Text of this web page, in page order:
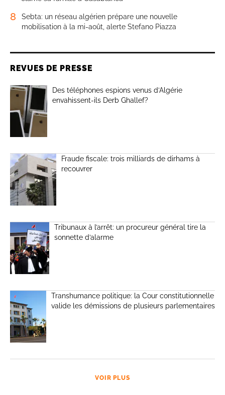
8
Sebta: un réseau algérien prépare une nouvelle
mobilisation à la mi-août, alerte Stefano Piazza
REVUES DE PRESSE
Des téléphones espions venus d’Algérie
envahissent-ils Derb Ghallef?
Fraude fiscale: trois milliards de dirhams à
recouvrer
Tribunaux à l’arrêt: un procureur général tire la
sonnette d’alarme
Transhumance politique: la Cour constitutionnelle
valide les démissions de plusieurs parlementaires
VOIR PLUS